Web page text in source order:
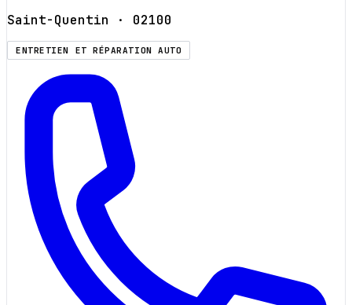
Saint-Quentin · 02100
ENTRETIEN ET RÉPARATION AUTO